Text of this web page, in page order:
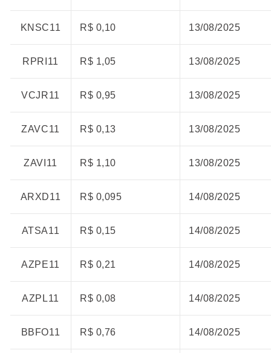
KNSC11 R$ 0,10 13/08/2025
RPRI11 R$ 1,05 13/08/2025
VCJR11 R$ 0,95 13/08/2025
ZAVC11 R$ 0,13 13/08/2025
ZAVI11 R$ 1,10 13/08/2025
ARXD11 R$ 0,095 14/08/2025
ATSA11 R$ 0,15 14/08/2025
AZPE11 R$ 0,21 14/08/2025
AZPL11 R$ 0,08 14/08/2025
BBFO11 R$ 0,76 14/08/2025